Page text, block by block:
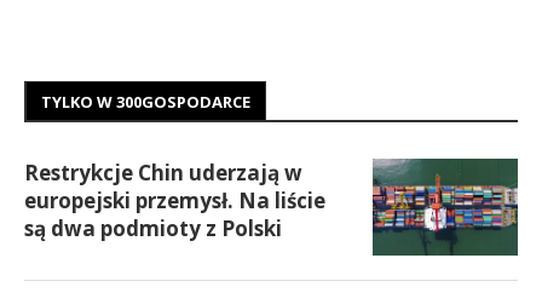
TYLKO W 300GOSPODARCE
Restrykcje Chin uderzają w
europejski przemysł. Na liście
są dwa podmioty z Polski